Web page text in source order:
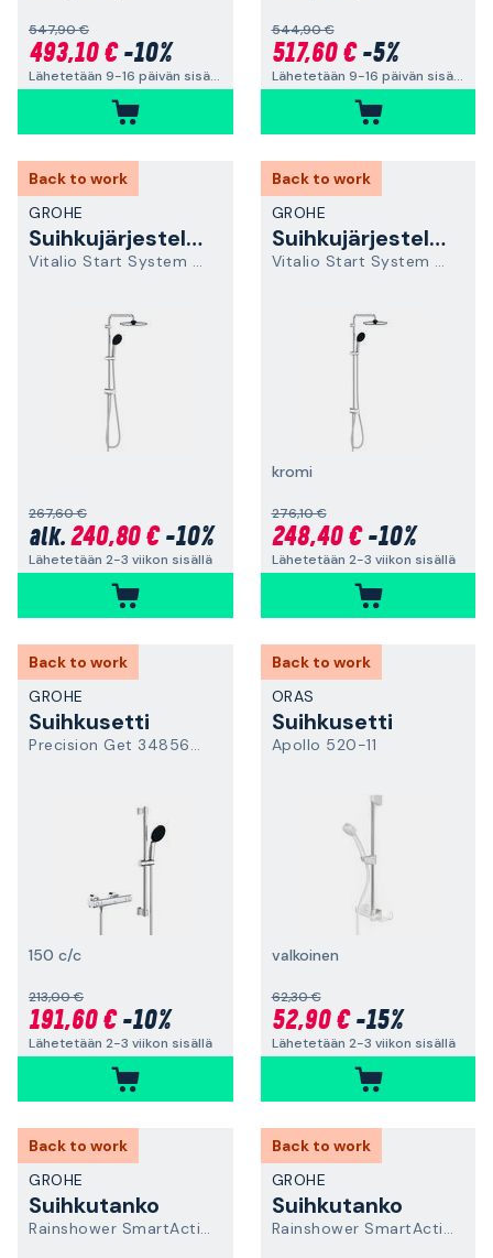
547,90 €
493,10 €-10%
Lähetetään 9-16 päivän sisällä
544,90 €
517,60 €-5%
Lähetetään 9-16 päivän sisällä
Back to work
GROHE
Suihkujärjestelmä
Vitalio Start System 250 26680001
267,60 €
alk. 240,80 €-10%
Lähetetään 2-3 viikon sisällä
Back to work
GROHE
Suihkujärjestelmä
Vitalio Start System 250 26989001
kromi
276,10 €
248,40 €-10%
Lähetetään 2-3 viikon sisällä
Back to work
GROHE
Suihkusetti
Precision Get 34856000
150 c/c
213,00 €
191,60 €-10%
Lähetetään 2-3 viikon sisällä
Back to work
ORAS
Suihkusetti
Apollo 520-11
valkoinen
62,30 €
52,90 €-15%
Lähetetään 2-3 viikon sisällä
Back to work
GROHE
Suihkutanko
Rainshower SmartActive
Back to work
GROHE
Suihkutanko
Rainshower SmartActive